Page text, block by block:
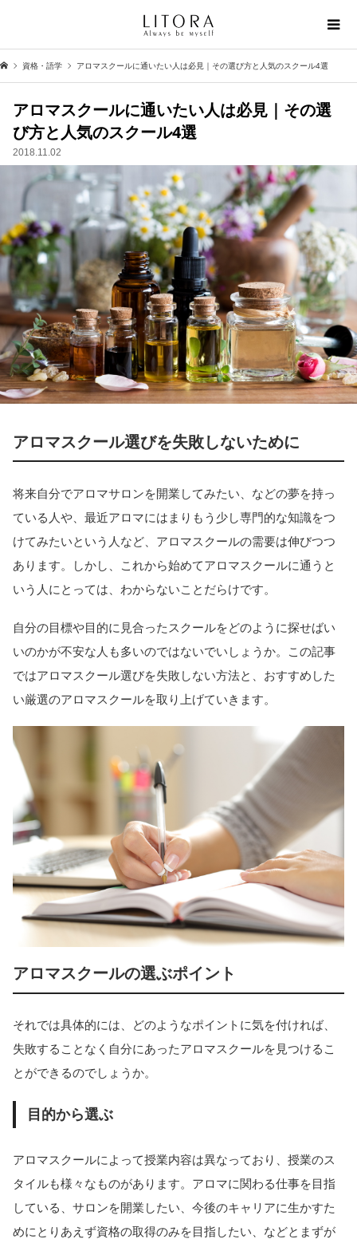
資格・語学 アロマスクールに通いたい人は必見｜その選び方と人気のスクール4選
アロマスクールに通いたい人は必見｜その選
び方と人気のスクール4選
2018.11.02
アロマスクール選びを失敗しないために
将来自分でアロマサロンを開業してみたい、などの夢を持っ
ている人や、最近アロマにはまりもう少し専門的な知識をつ
けてみたいという人など、アロマスクールの需要は伸びつつ
あります。しかし、これから始めてアロマスクールに通うと
いう人にとっては、わからないことだらけです。
自分の目標や目的に見合ったスクールをどのように探せばい
いのかが不安な人も多いのではないでいしょうか。この記事
ではアロマスクール選びを失敗しない方法と、おすすめした
い厳選のアロマスクールを取り上げていきます。
アロマスクールの選ぶポイント
それでは具体的には、どのようなポイントに気を付ければ、
失敗することなく自分にあったアロマスクールを見つけるこ
とができるのでしょうか。
目的から選ぶ
アロマスクールによって授業内容は異なっており、授業のス
タイルも様々なものがあります。アロマに関わる仕事を目指
している、サロンを開業したい、今後のキャリアに生かすた
めにとりあえず資格の取得のみを目指したい、などとまずが